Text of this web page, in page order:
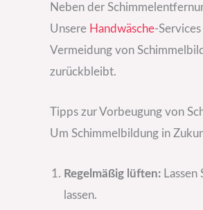
Neben der
Unsere Handwäsche-
Vermeidung von
zurückbleibt.
Tipps zur Vorbeugung von
Um Schimmelbildung in
Regelmäßig lüften:
lassen.